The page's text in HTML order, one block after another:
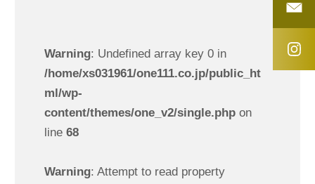
Warning: Undefined array key 0 in
/home/xs031961/one111.co.jp/public_ht
ml/wp-
content/themes/one_v2/single.phpon
line 68
Warning: Attempt to read property